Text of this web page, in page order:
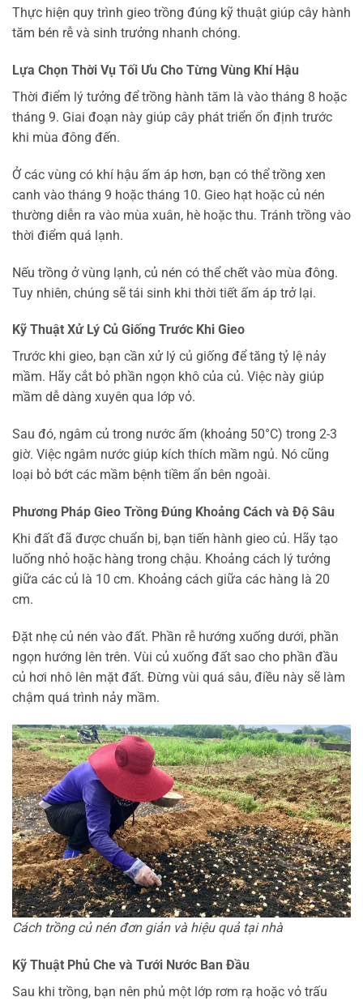
Thực hiện quy trình gieo trồng đúng kỹ thuật giúp cây hành
tăm bén rễ và sinh trưởng nhanh chóng.
Lựa Chọn Thời Vụ Tối Ưu Cho Từng Vùng Khí Hậu
Thời điểm lý tưởng để trồng hành tăm là vào tháng 8 hoặc
tháng 9. Giai đoạn này giúp cây phát triển ổn định trước
khi mùa đông đến.
Ở các vùng có khí hậu ấm áp hơn, bạn có thể trồng xen
canh vào tháng 9 hoặc tháng 10. Gieo hạt hoặc củ nén
thường diễn ra vào mùa xuân, hè hoặc thu. Tránh trồng vào
thời điểm quá lạnh.
Nếu trồng ở vùng lạnh, củ nén có thể chết vào mùa đông.
Tuy nhiên, chúng sẽ tái sinh khi thời tiết ấm áp trở lại.
Kỹ Thuật Xử Lý Củ Giống Trước Khi Gieo
Trước khi gieo, bạn cần xử lý củ giống để tăng tỷ lệ nảy
mầm. Hãy cắt bỏ phần ngọn khô của củ. Việc này giúp
mầm dễ dàng xuyên qua lớp vỏ.
Sau đó, ngâm củ trong nước ấm (khoảng 50°C) trong 2-3
giờ. Việc ngâm nước giúp kích thích mầm ngủ. Nó cũng
loại bỏ bớt các mầm bệnh tiềm ẩn bên ngoài.
Phương Pháp Gieo Trồng Đúng Khoảng Cách và Độ Sâu
Khi đất đã được chuẩn bị, bạn tiến hành gieo củ. Hãy tạo
luống nhỏ hoặc hàng trong chậu. Khoảng cách lý tưởng
giữa các củ là 10 cm. Khoảng cách giữa các hàng là 20
cm.
Đặt nhẹ củ nén vào đất. Phần rễ hướng xuống dưới, phần
ngọn hướng lên trên. Vùi củ xuống đất sao cho phần đầu
củ hơi nhô lên mặt đất. Đừng vùi quá sâu, điều này sẽ làm
chậm quá trình nảy mầm.
Cách trồng củ nén đơn giản và hiệu quả tại nhà
Kỹ Thuật Phủ Che và Tưới Nước Ban Đầu
Sau khi trồng, bạn nên phủ một lớp rơm rạ hoặc vỏ trấu